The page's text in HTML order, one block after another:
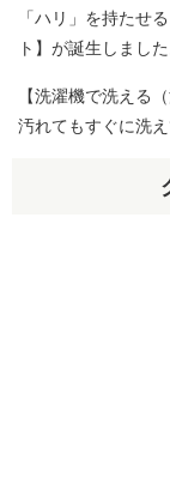
「ハリ」を持たせ
ト】が誕生しました
【洗濯機で洗える
汚れてもすぐに洗